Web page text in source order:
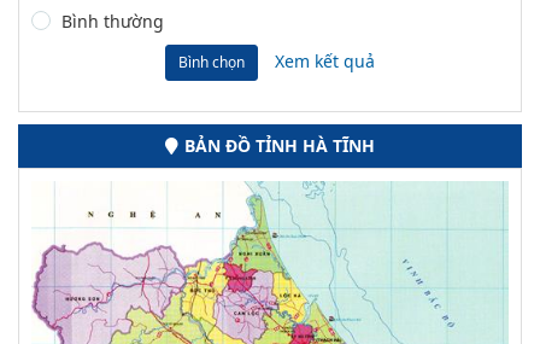
Bình thường
Bình chọn Xem kết quả
BẢN ĐỒ TỈNH HÀ TĨNH